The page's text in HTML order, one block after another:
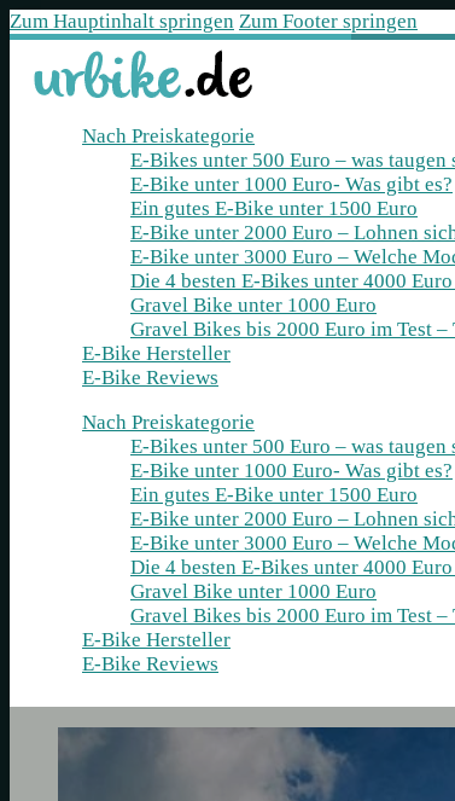
Zum Hauptinhalt springen Zum Footer springen
Nach Preiskategorie
E-Bikes unter 500 Euro – was taugen
E-Bike unter 1000 Euro- Was gibt es?
Ein gutes E-Bike unter 1500 Euro
E-Bike unter 2000 Euro – Lohnen
E-Bike unter 3000 Euro – Welche
Die 4 besten E‑Bikes unter 4000
Gravel Bike unter 1000 Euro
Gravel Bikes bis 2000 Euro im Test
E-Bike Hersteller
E-Bike Reviews
Nach Preiskategorie
E-Bikes unter 500 Euro – was taugen
E-Bike unter 1000 Euro- Was gibt es?
Ein gutes E-Bike unter 1500 Euro
E-Bike unter 2000 Euro – Lohnen
E-Bike unter 3000 Euro – Welche
Die 4 besten E‑Bikes unter 4000
Gravel Bike unter 1000 Euro
Gravel Bikes bis 2000 Euro im Test
E-Bike Hersteller
E-Bike Reviews